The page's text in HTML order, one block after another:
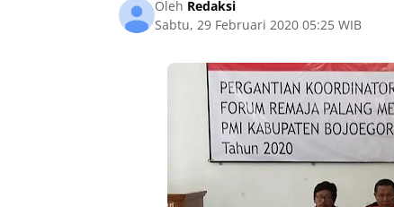
Oleh Redaksi
Sabtu, 29 Februari 2020 05:25 WIB